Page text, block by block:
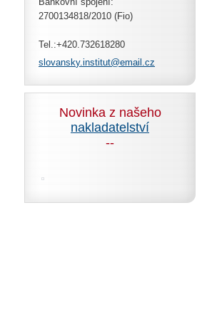
2700134818/2010 (Fio)
Tel.:+420.732618280
slovansky.institut@email .cz
Novinka z našeho
nakladatelství
--